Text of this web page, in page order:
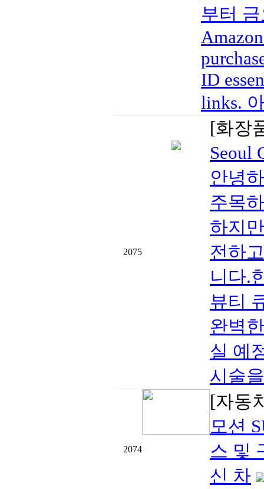
부터 금
ID
links.
2075
[화장
Seoul
안녕
주목
하지
전하
니다.
뷰티
완벽
실 예
시술
2074
[자동
모션
스 및
신 차